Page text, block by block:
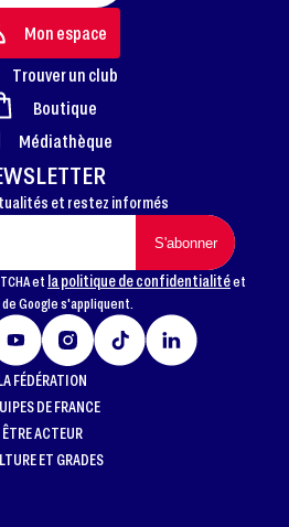
FOOTER
et restez informés
et la politique de confidentialitéet
de Google s'appliquent.
Mon espace
Trouver un club
Boutique
Médiathèque
FÉDÉRATION
DE FRANCE
ÊTRE ACTEUR
ET GRADES